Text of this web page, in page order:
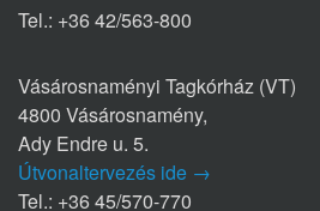
Tel.: +36 42/563-800
Vásárosnaményi Tagkórház (VT)
4800 Vásárosnamény,
Ady Endre u. 5.
Útvonaltervezés ide →
Tel.: +36 45/570-770